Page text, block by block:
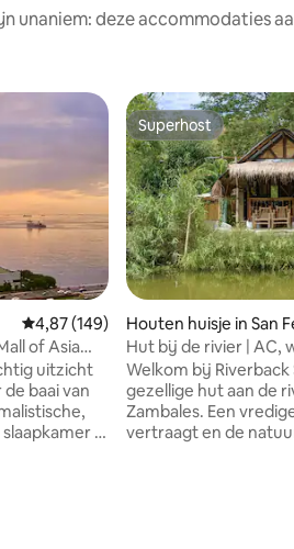
unaniem: deze accommodaties
Gemiddelde beoordeling van 4,87
4,87 (149)
of Asia
uitzicht
baai van
in
Superhost
Superhost
Houten huisje in San
Hut bij de rivier | AC,
loopafstand van Liwa
Welkom bij
gezellige hut aan de
Zambales. Een vredige plek waar de tijd
vertraagt en de